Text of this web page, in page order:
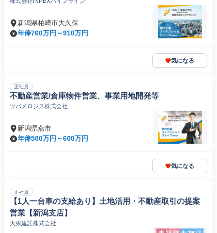
新潟県柏崎市大久保
年俸760万円～910万円
気になる
正社員
不動産営業/倉庫物件営業、事業用地開発等
ツバメロジス株式会社
新潟県燕市
年俸500万円～600万円
気になる
正社員
【1人一台車の支給あり】土地活用・不動産取引の提案
営業【新潟支店】
大東建託株式会社